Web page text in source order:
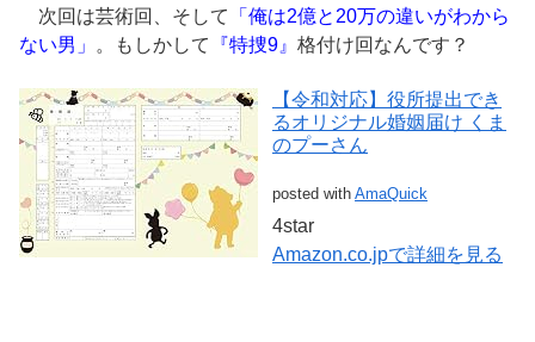
次回は芸術回、そして
「俺は2億と20万の違いがわから
ない男」
。もしかして 『特捜9』 格付け回なんです？
【令和対応】役所提出でき
るオリジナル婚姻届け くま
のプーさん
posted with AmaQuick
4star
Amazon.co.jpで詳細を見る